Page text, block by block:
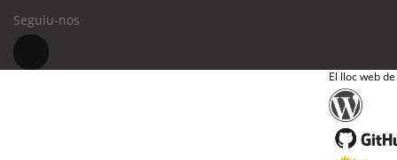
Seguiu-nos
El lloc web